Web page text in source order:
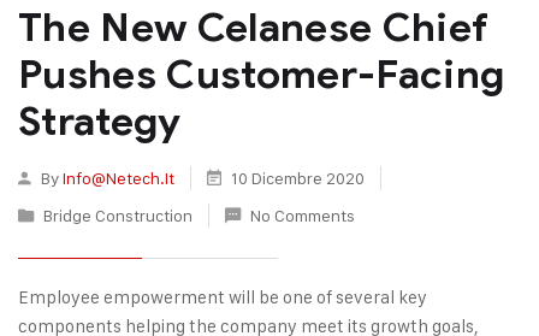
The New Celanese Chief
Pushes Customer-Facing
Strategy
ByInfo@netech.it
10 Dicembre 2020
Bridge Construction
No Comments
Employee empowerment will be one of several key
components helping the company meet its growth goals,